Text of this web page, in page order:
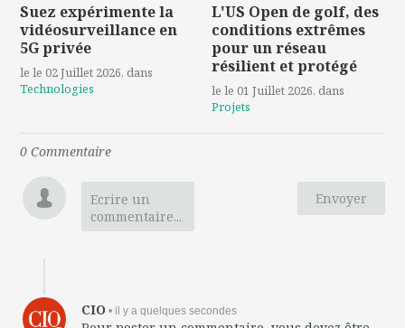
Suez expérimente la
vidéosurveillance en
5G privée
le le 02 Juillet 2026, dans
Technologies
L'US Open de golf, des
conditions extrêmes
pour un réseau
résilient et protégé
le le 01 Juillet 2026, dans
Projets
0 Commentaire
Envoyer
Ecrire un
commentaire...
CIO • il y a quelques secondes